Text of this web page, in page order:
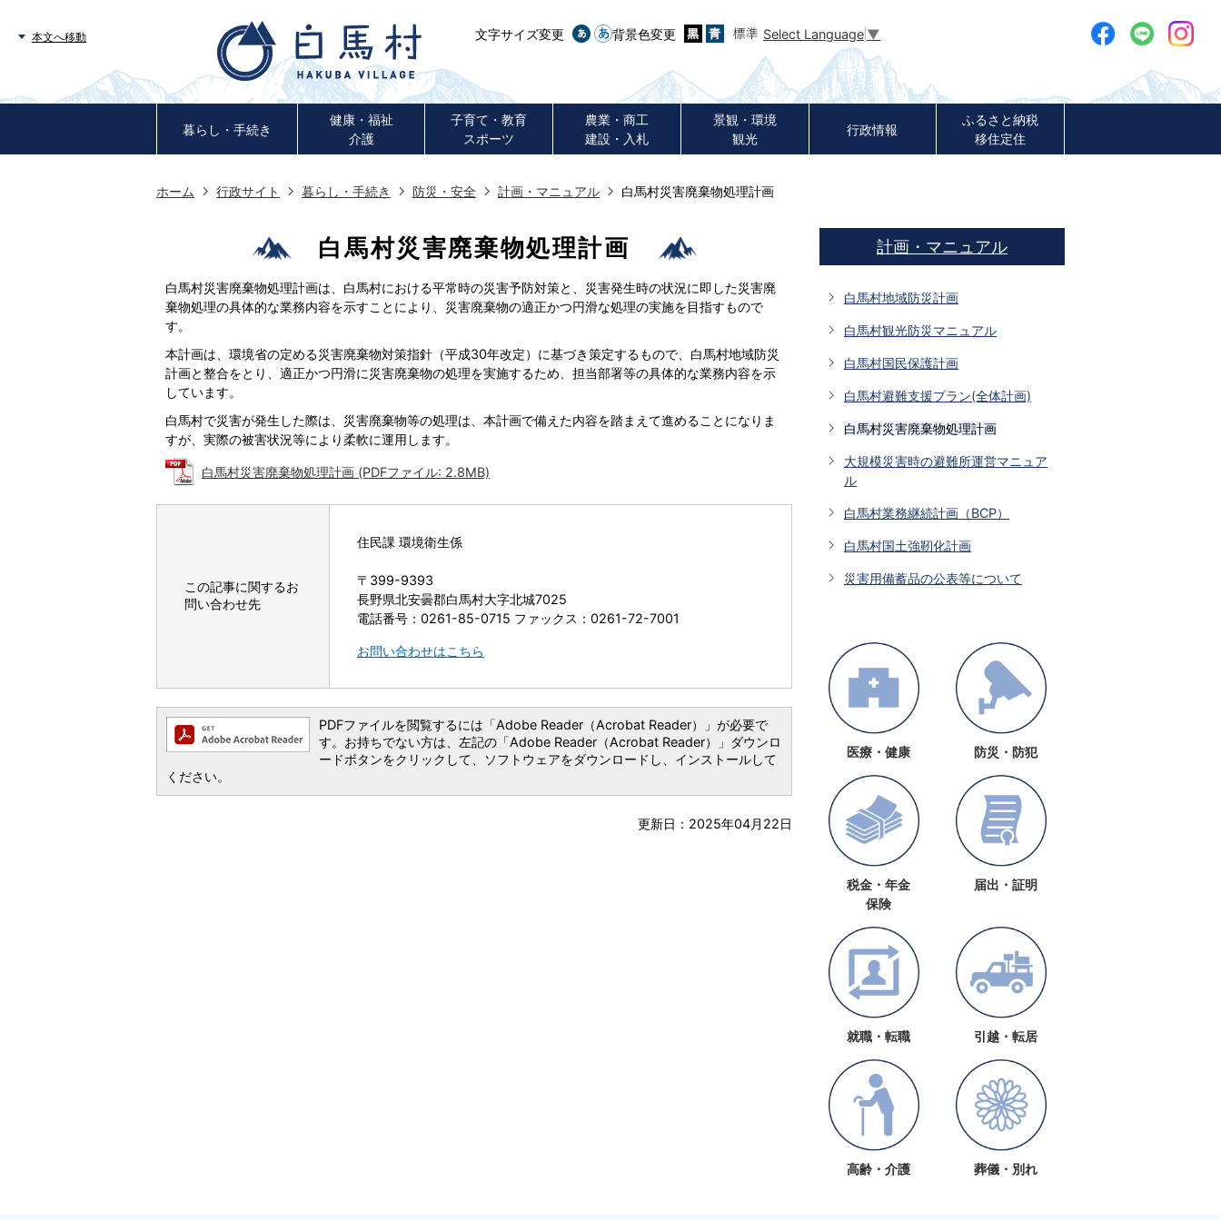
本文へ移動 文字サイズ変更 背景色変更 Select Language ▼
暮らし・手続き
健康・福祉
介護
子育て・教育
スポーツ
農業・商工
建設・入札
景観・環境
観光
行政情報
ふるさと納税
移住定住
ホーム 行政サイト 暮らし・手続き 防災・安全 計画・マニュアル 白馬村災害廃棄物処理計画
白馬村災害廃棄物処理計画
白馬村災害廃棄物処理計画は、白馬村における平常時の災害予防対策と、災害発生時の状況に即した災害廃
棄物処理の具体的な業務内容を示すことにより、災害廃棄物の適正かつ円滑な処理の実施を目指すもので
す。
本計画は、環境省の定める災害廃棄物対策指針（平成30年改定）に基づき策定するもので、白馬村地域防災
計画と整合をとり、適正かつ円滑に災害廃棄物の処理を実施するため、担当部署等の具体的な業務内容を示
しています。
白馬村で災害が発生した際は、災害廃棄物等の処理は、本計画で備えた内容を踏まえて進めることになりま
すが、実際の被害状況等により柔軟に運用します。
白馬村災害廃棄物処理計画 (PDFファイル: 2.8MB)
この記事に関するお
問い合わせ先
住民課 環境衛生係
〒399-9393
長野県北安曇郡白馬村大字北城7025
電話番号：0261-85-0715 ファックス：0261-72-7001
お問い合わせはこちら
PDFファイルを閲覧するには「Adobe Reader（Acrobat Reader）」が必要で
す。お持ちでない方は、左記の「Adobe Reader（Acrobat Reader）」ダウンロ
ードボタンをクリックして、ソフトウェアをダウンロードし、インストールして
ください。
更新日：2025年04月22日
計画・マニュアル
白馬村地域防災計画
白馬村観光防災マニュアル
白馬村国民保護計画
白馬村避難支援プラン(全体計画)
白馬村災害廃棄物処理計画
大規模災害時の避難所運営マニュア
ル
白馬村業務継続計画（BCP）
白馬村国土強靭化計画
災害用備蓄品の公表等について
医療・健康 防災・防犯
税金・年金
保険
届出・証明
就職・転職 引越・転居
高齢・介護 葬儀・別れ